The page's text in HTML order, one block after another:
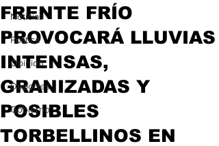
Noticias
Politica
Opinion
Deportes
Gobierno
FRENTE FRÍO
PROVOCARÁ LLUVIAS
INTENSAS,
GRANIZADAS Y
POSIBLES
TORBELLINOS EN